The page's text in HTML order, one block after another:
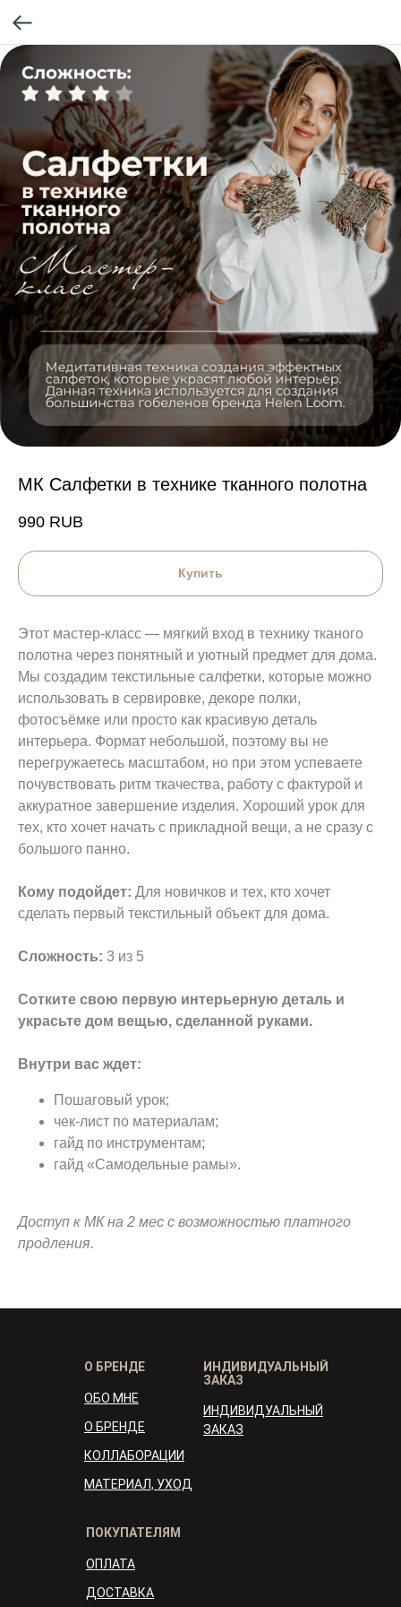
МК Салфетки в технике тканного полотна
990 RUB
Купить
Этот мастер-класс — мягкий вход в технику тканого
полотна через понятный и уютный предмет для дома.
Мы создадим текстильные салфетки, которые можно
использовать в сервировке, декоре полки,
фотосъёмке или просто как красивую деталь
интерьера. Формат небольшой, поэтому вы не
перегружаетесь масштабом, но при этом успеваете
почувствовать ритм ткачества, работу с фактурой и
аккуратное завершение изделия. Хороший урок для
тех, кто хочет начать с прикладной вещи, а не сразу с
большого панно.
Кому подойдет: Для новичков и тех, кто хочет
сделать первый текстильный объект для дома.
Сложность: 3 из 5
Сотките свою первую интерьерную деталь и
украсьте дом вещью, сделанной руками.
Внутри вас ждет:
Пошаговый урок;
чек-лист по материалам;
гайд по инструментам;
гайд «Самодельные рамы».
Доступ к МК на 2 мес с возможностью платного
продления.
ПОКУПАТЕЛЯМ
ОПЛАТА
ДОСТАВКА
ИНДИВИДУАЛЬНЫЙ
ЗАКАЗ
ИНДИВИДУАЛЬНЫЙ
ЗАКАЗ
О БРЕНДЕ
ОБО МНЕ
О БРЕНДЕ
КОЛЛАБОРАЦИИ
МАТЕРИАЛ, УХОД